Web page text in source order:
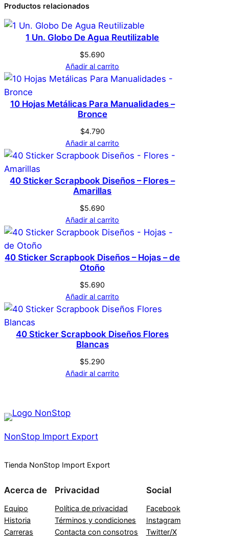
i
a
n
a
d
Dimensiones
Marca Genérica
Color Lila
0 valoraciones en 40
Sticker Scrapbook
Diseños Flores Lila
No hay valoraciones aún. Solo los usuarios
registrados que hayan comprado este
producto pueden hacer una valoración.
Productos relacionados
1 Un. Globo De Agua Reutilizable
$5.690
Añadir al carrito
10 Hojas Metálicas Para Manualidades –
Bronce
$4.790
Añadir al carrito
40 Sticker Scrapbook Diseños – Flores –
Amarillas
$5.690
Añadir al carrito
40 Sticker Scrapbook Diseños – Hojas – de
Otoño
$5.690
Añadir al carrito
40 Sticker Scrapbook Diseños Flores
Blancas
$5.290
Añadir al carrito
NonStop Import Export
Tienda NonStop Import Export
Acerca de
Equipo
Historia
Carreras
Privacidad
Política de privacidad
Términos y condiciones
Contacta con consotros
Social
Facebook
Instagram
Twitter/X